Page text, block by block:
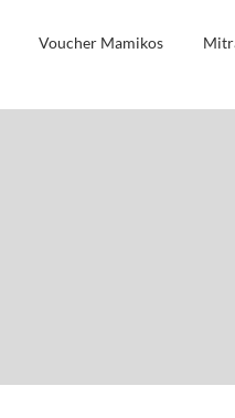
Voucher Mamikos